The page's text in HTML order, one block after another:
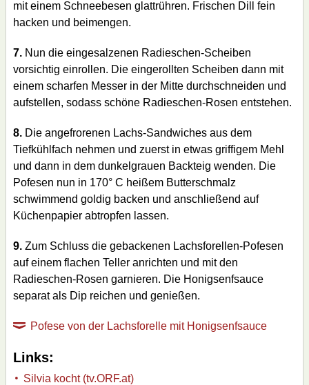
mit einem Schneebesen glattrühren. Frischen Dill fein
hacken und beimengen.
7. Nun die eingesalzenen Radieschen-Scheiben
vorsichtig einrollen. Die eingerollten Scheiben dann mit
einem scharfen Messer in der Mitte durchschneiden und
aufstellen, sodass schöne Radieschen-Rosen entstehen.
8. Die angefrorenen Lachs-Sandwiches aus dem
Tiefkühlfach nehmen und zuerst in etwas griffigem Mehl
und dann in dem dunkelgrauen Backteig wenden. Die
Pofesen nun in 170° C heißem Butterschmalz
schwimmend goldig backen und anschließend auf
Küchenpapier abtropfen lassen.
9. Zum Schluss die gebackenen Lachsforellen-Pofesen
auf einem flachen Teller anrichten und mit den
Radieschen-Rosen garnieren. Die Honigsenfsauce
separat als Dip reichen und genießen.
Pofese von der Lachsforelle mit Honigsenfsauce
Links:
Silvia kocht (tv.ORF.at)